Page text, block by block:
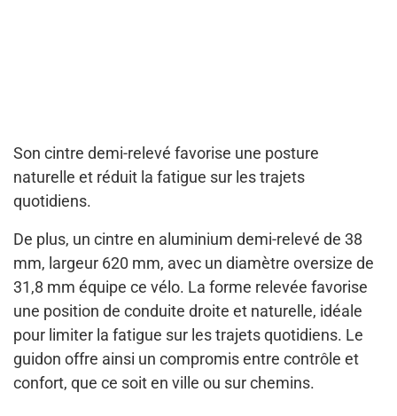
Son cintre demi-relevé favorise une posture
naturelle et réduit la fatigue sur les trajets
quotidiens.
De plus, un cintre en aluminium demi-relevé de 38
mm, largeur 620 mm, avec un diamètre oversize de
31,8 mm équipe ce vélo. La forme relevée favorise
une position de conduite droite et naturelle, idéale
pour limiter la fatigue sur les trajets quotidiens. Le
guidon offre ainsi un compromis entre contrôle et
confort, que ce soit en ville ou sur chemins.